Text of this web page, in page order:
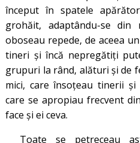
început în spatele
grohăit, adaptându-se
oboseau repede, de aceea
tineri și încă nepregătiți
grupuri la rând, alături și de
mici, care însoțeau tinerii și
care se apropiau frecvent
face și ei ceva.
Toate se petreceau